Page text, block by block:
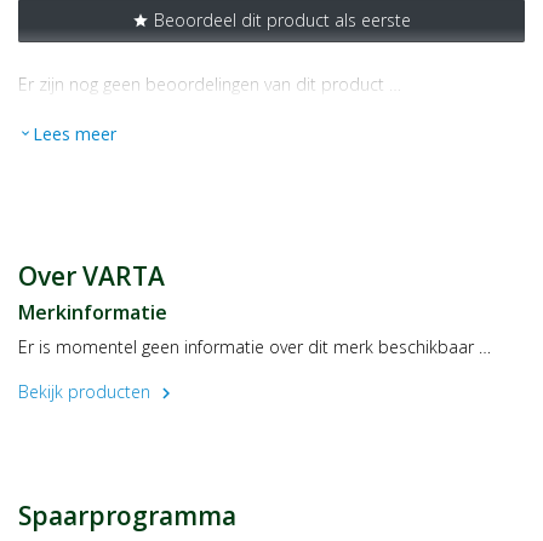
star Beoordeel dit product als eerste
Er zijn nog geen beoordelingen van dit product …
expand_more Lees meer
Over VARTA
Merkinformatie
Er is momentel geen informatie over dit merk beschikbaar …
Bekijk producten
chevron_right
Spaarprogramma